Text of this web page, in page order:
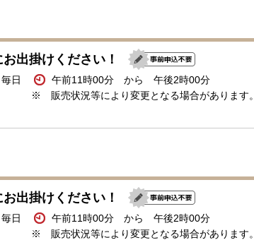
出掛けください！
日
午前11時00分 から 午後2時00分
※ 販売状況等により変更となる場合があります。
出掛けください！
日
午前11時00分 から 午後2時00分
※ 販売状況等により変更となる場合があります。